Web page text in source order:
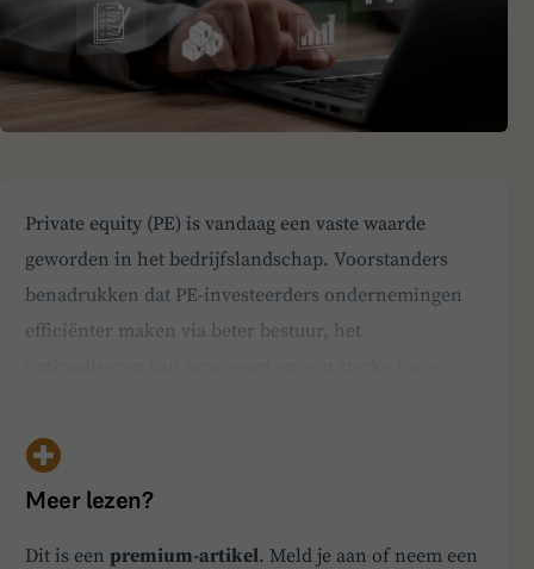
Private equity (PE) is vandaag een vaste waarde
geworden in het bedrijfslandschap. Voorstanders
benadrukken dat PE-investeerders ondernemingen
efficiënter maken via beter bestuur, het
dan weer op agressieve kostenbesparingen en een
verschuiving van waarde ten koste van werknemers,
leveranciers en and…
Meer lezen?
Dit is eenpremium-artikel. Meld je aan of neem een